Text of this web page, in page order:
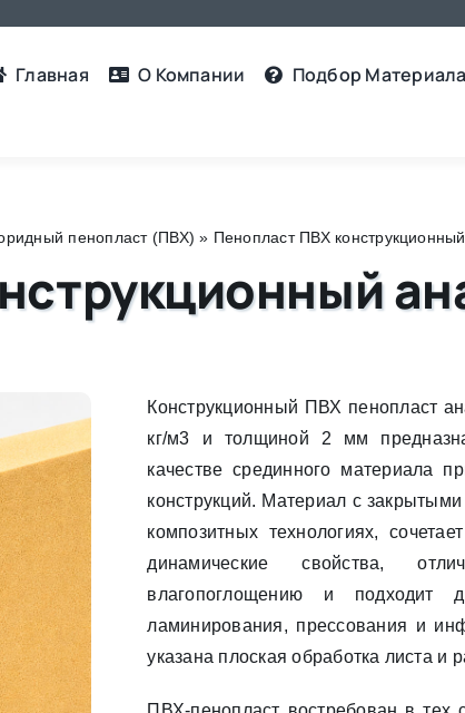
Главная О Компании Подбор Материалa
пенопласт (ПВХ) » Пенопласт ПВХ
Конструкционный ПВХ пенопласт
кг/м3 и толщиной 2 мм
качестве срединного материала
конструкций. Материал с
композитных технологиях,
динамические свойства,
влагопоглощению и подходит
ламинирования, прессования и
указана плоская обработка листа и